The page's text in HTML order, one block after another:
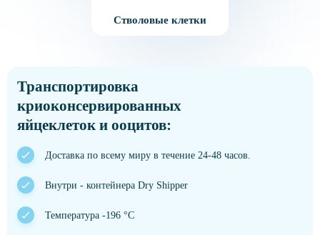
Стволовые клетки
Транспортировка
криоконсервированных
яйцеклеток и ооцитов:
Доставка по всему миру в течение 24-48 часов.
Внутри - контейнера Dry Shipper
Температура -196 °C